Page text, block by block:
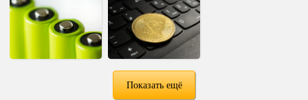
Показать ещё